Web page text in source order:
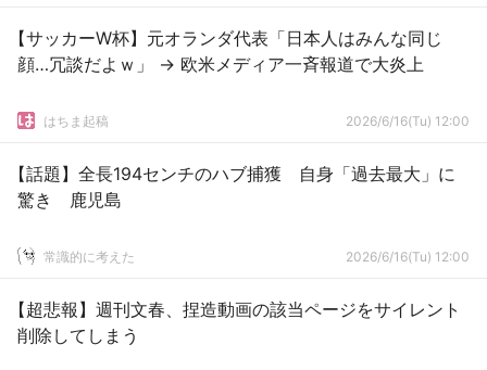
【サッカーW杯】元オランダ代表「日本人はみんな同じ
顔…冗談だよｗ」 → 欧米メディア一斉報道で大炎上
はちま起稿 2026/6/16(Tu) 12:00
【話題】全長194センチのハブ捕獲 自身「過去最大」に
驚き 鹿児島
常識的に考えた 2026/6/16(Tu) 12:00
【超悲報】週刊文春、捏造動画の該当ページをサイレント
削除してしまう